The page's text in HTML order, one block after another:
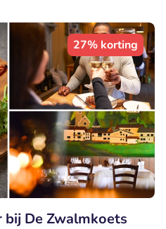
27% korting
De Zwalmkoets